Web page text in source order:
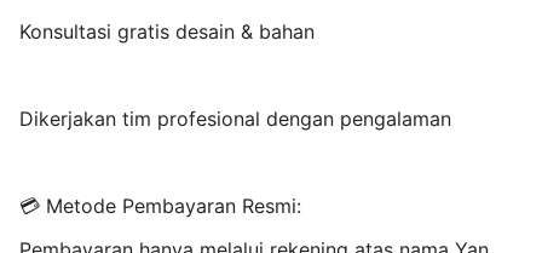
Konsultasi gratis desain & bahan
Dikerjakan tim profesional dengan pengalaman
💳 Metode Pembayaran Resmi: